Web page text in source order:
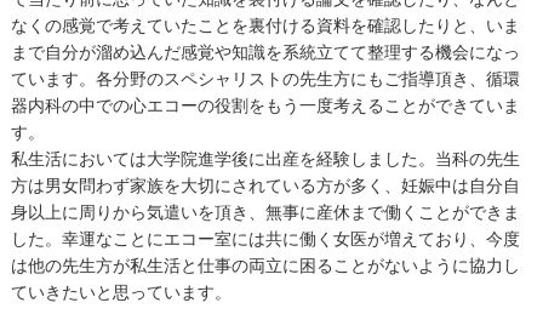
なくの感覚で考えていたことを裏付ける資料を確認したりと、いま
まで自分が溜め込んだ感覚や知識を系統立てて整理する機会になっ
ています。各分野のスペシャリストの先生方にもご指導頂き、循環
器内科の中での心エコーの役割をもう一度考えることができていま
す。
私生活においては大学院進学後に出産を経験しました。当科の先生
方は男女問わず家族を大切にされている方が多く、妊娠中は自分自
身以上に周りから気遣いを頂き、無事に産休まで働くことができま
した。幸運なことにエコー室には共に働く女医が増えており、今度
は他の先生方が私生活と仕事の両立に困ることがないように協力し
ていきたいと思っています。